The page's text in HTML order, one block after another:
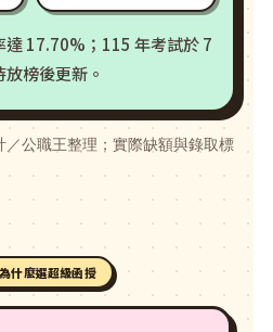
達 17.70%；115 年考試於 7
榜後更新。
公職王整理；實際缺額與錄取標
什麼選超級函授